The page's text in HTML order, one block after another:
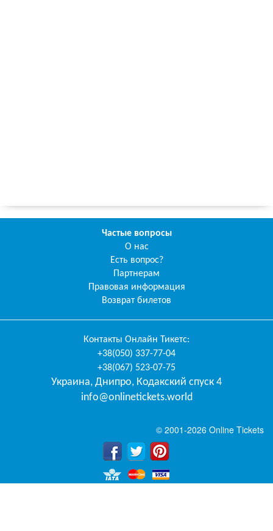
Частые вопросы
О нас
Есть вопрос?
Партнерам
Правовая информация
Возврат билетов
Контакты Онлайн Тикетс:
+38(050) 337-77-04
+38(067) 523-07-75
Украина, Днипро, Кодакский спуск 4
info@onlinetickets.world
© 2001-2026 Online Tickets